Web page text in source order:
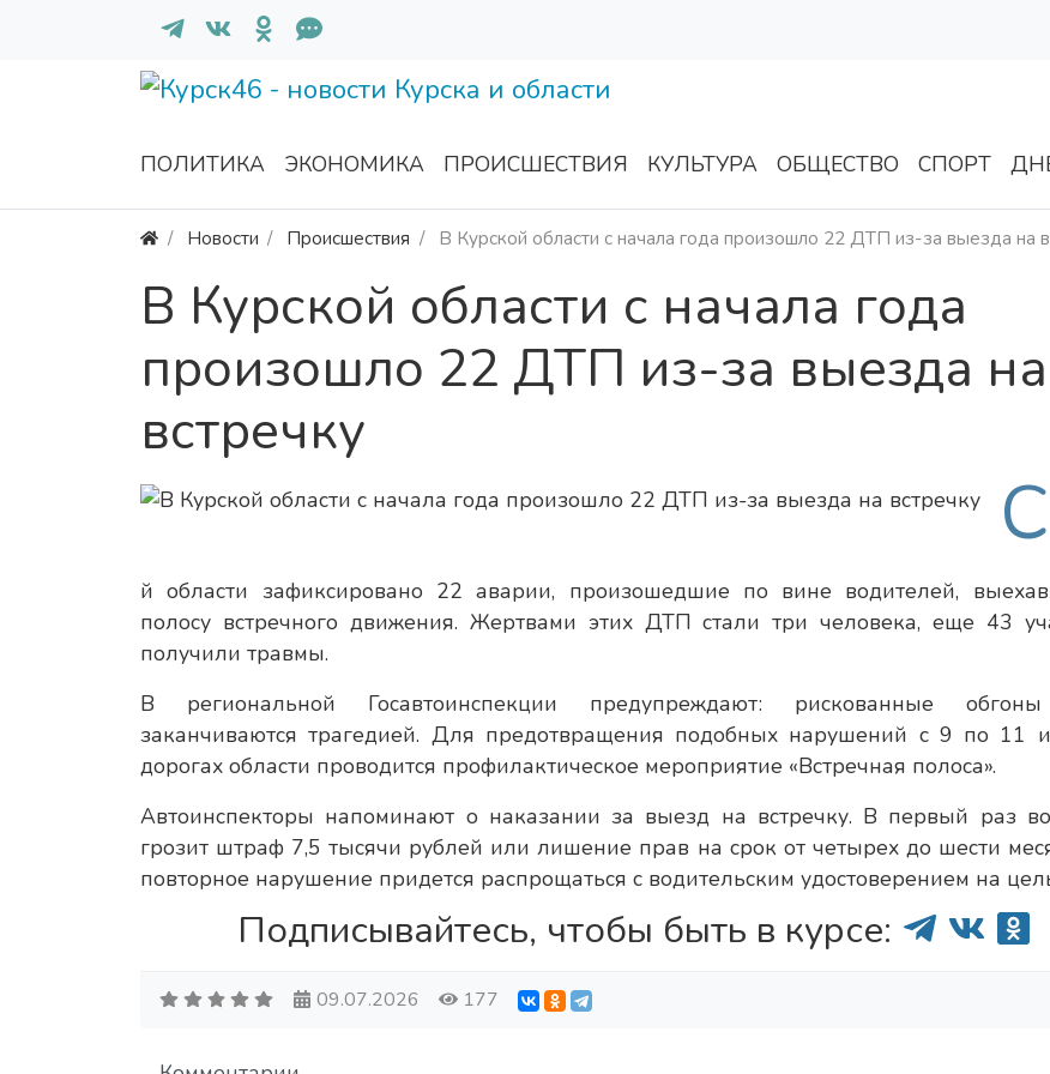
ПОЛИТИКА ЭКОНОМИКА ПРОИСШЕСТВИЯ КУЛЬТУРА ОБЩЕСТВО СПОРТ
Новости Происшествия В Курской области с начала года произошло 22 ДТП из-за выезда на
В Курской области с начала года
произошло 22 ДТП из-за выезда на
встречку
С
й области зафиксировано 22 аварии, произошедшие по вине водителей,
полосу встречного движения. Жертвами этих ДТП стали три человека, еще 43
получили травмы.
В региональной Госавтоинспекции предупреждают: рискованные
заканчиваются трагедией. Для предотвращения подобных нарушений с 9 по 11
дорогах области проводится профилактическое мероприятие «Встречная полоса».
Автоинспекторы напоминают о наказании за выезд на встречку. В первый раз
грозит штраф 7,5 тысячи рублей или лишение прав на срок от четырех до шести
повторное нарушение придется распрощаться с водительским удостоверением на
Подписывайтесь, чтобы быть в курсе:
09.07.2026 177